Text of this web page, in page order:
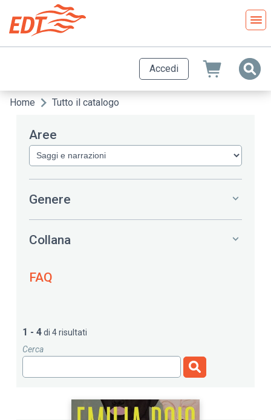
contenuto
principale
Accedi
Briciole
pane
Home Tutto il catalogo
Aree
Genere
Collana
FAQ
1 - 4di 4 risultati
Cerca